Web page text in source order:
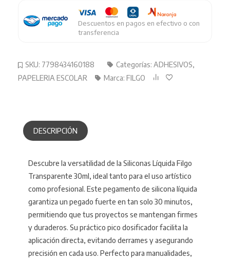
SKU: 7798434160188 Categorías: ADHESIVOS,
PAPELERIA ESCOLAR
Marca: FILGO
Descuentos en pagos en efectivo o con
transferencia
DESCRIPCIÓN
Descubre la versatilidad de la Siliconas Líquida Filgo
Transparente 30ml, ideal tanto para el uso artístico
como profesional. Este pegamento de silicona líquida
garantiza un pegado fuerte en tan solo 30 minutos,
permitiendo que tus proyectos se mantengan firmes
y duraderos. Su práctico pico dosificador facilita la
aplicación directa, evitando derrames y asegurando
precisión en cada uso. Perfecto para manualidades,